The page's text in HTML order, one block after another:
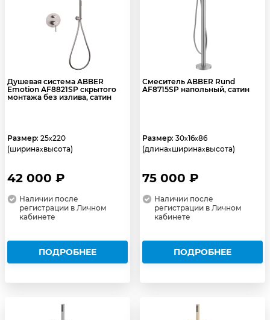
Душевая система ABBER
Emotion AF8821SP скрытого
монтажа без излива, сатин
Размер: 25x220
(ширинаxвысота)
42 000 ₽
Наличии после
регистрации в Личном
кабинете
ПОДРОБНЕЕ
Смеситель ABBER Rund
AF8715SP напольный, сатин
Размер: 30x16x86
(длинаxширинаxвысота)
75 000 ₽
Наличии после
регистрации в Личном
кабинете
ПОДРОБНЕЕ